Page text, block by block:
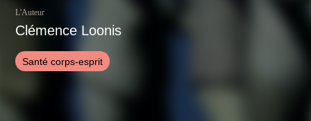
L'Auteur
Clémence Loonis
Santé corps-esprit